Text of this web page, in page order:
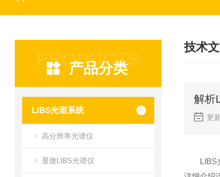
PRODUCTS
产品分类
LIBS光谱系统
高分辨率光谱仪
显微LIBS光谱仪
技术
解析
更
LIBS光